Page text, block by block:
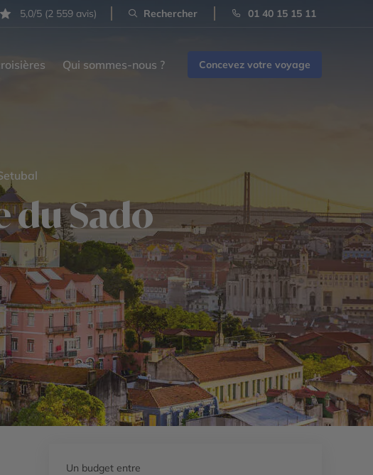
5,0/5 (2 559 avis) Rechercher 01 40 15 15 11
Qui sommes-nous ? Concevez votre voyage
du Sado
Un budget entre